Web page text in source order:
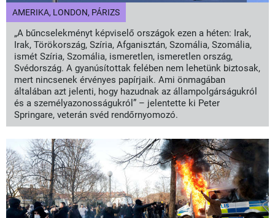
AMERIKA, LONDON, PÁRIZS
„A bűncselekményt képviselő országok ezen a héten: Irak,
Irak, Törökország, Szíria, Afganisztán, Szomália, Szomália,
ismét Szíria, Szomália, ismeretlen, ismeretlen ország,
Svédország. A gyanúsítottak felében nem lehetünk biztosak,
mert nincsenek érvényes papírjaik. Ami önmagában
általában azt jelenti, hogy hazudnak az állampolgárságukról
és a személyazonosságukról” – jelentette ki Peter
Springare, veterán svéd rendőrnyomozó.